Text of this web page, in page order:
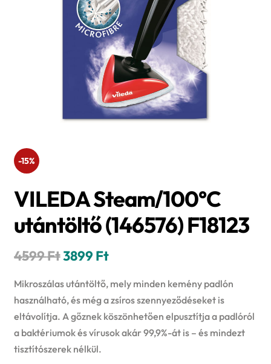
-15%
VILEDA Steam/100°C
utántöltő (146576) F18123
4599FtOriginal
price
was:
4599 Ft.
3899 FtCurrent
price
is:
3899 Ft.
Mikroszálas utántöltő, mely minden kemény padlón
használható, és még a zsíros szennyeződéseket is
eltávolítja. A gőznek köszönhetően elpusztítja a padlóról
a baktériumok és vírusok akár 99,9%-át is – és mindezt
tisztítószerek nélkül.